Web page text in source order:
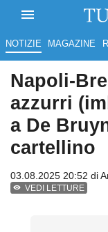
NOTIZIE MAGAZINE
Napoli-
azzurri
a De
cartellino
03.08.2025 20:52 di
VEDI LETTURE